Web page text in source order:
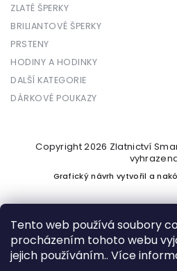
Tento web používá soubory
procházením tohoto webu
jejich používáním.. Více
ZLATÉ ŠPERKY
BRILIANTOVÉ ŠPERKY
PRSTENY
HODINY A HODINKY
DALŠÍ KATEGORIE
DÁRKOVÉ POUKAZY
Vytvořil
Copyright 2026 Zlatnictví
Grafický návrh vytvořil a